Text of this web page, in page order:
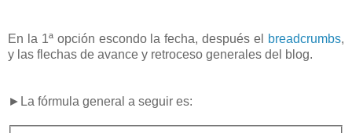
En la 1ª opción escondo la fecha, después el breadcrumbs,
y las flechas de avance y retroceso generales del blog.
►La fórmula general a seguir es: